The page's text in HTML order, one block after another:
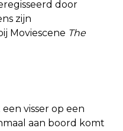
door
zijn
Moviescene The
visser op een
aan boord komt